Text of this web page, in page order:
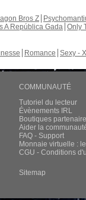
Bros Z
A República Gada Only
Romance Sexy -
COMMUNAUTÉ
Tutoriel du lecteur
Évènements IRL
Boutiques
Aider la
FAQ - Support
Monnaie virtuelle :
CGU - Conditions
Sitemap